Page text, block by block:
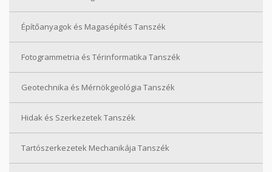
Építőanyagok és Magasépítés Tanszék
Fotogrammetria és Térinformatika Tanszék
Geotechnika és Mérnökgeológia Tanszék
Hidak és Szerkezetek Tanszék
Tartószerkezetek Mechanikája Tanszék